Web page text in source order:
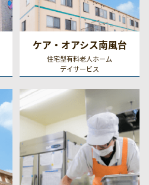
ケア・オアシス南風台
住宅型有料老人ホーム
デイサービス